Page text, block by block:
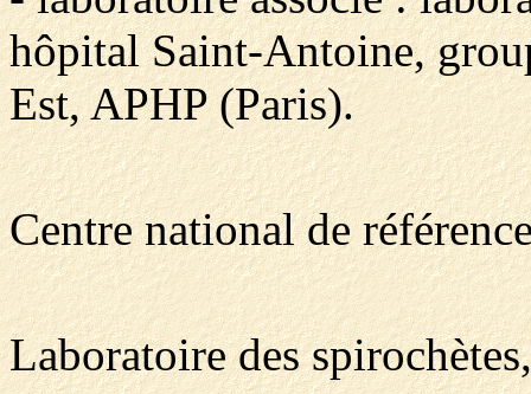
hôpital Saint-Antoine,
Est, APHP (Paris).
Centre national de
Laboratoire des